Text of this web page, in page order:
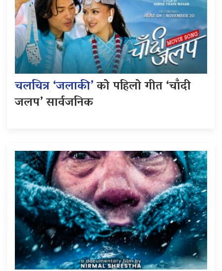
चलचित्र ‘जलाकी’को पहिलो गीत ‘चाँदी
जलप’ सार्वजनिक